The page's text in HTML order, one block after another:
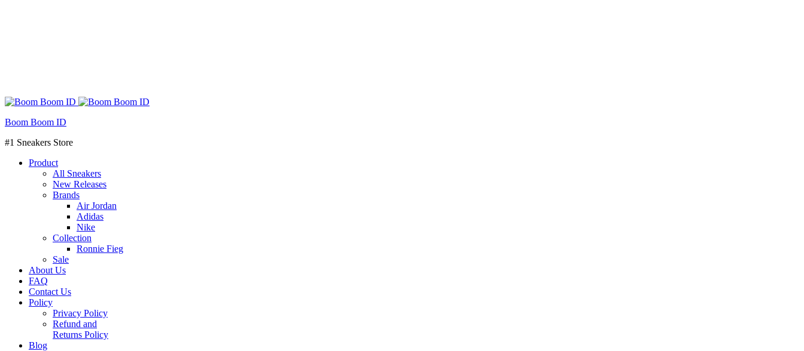
Boom Boom ID
#1 Sneakers Store
Product
All Sneakers
New Releases
Brands
Air Jordan
Adidas
Nike
Collection
Ronnie Fieg
Sale
About Us
FAQ
Contact Us
Policy
Privacy Policy
Refund and
Returns Policy
Blog